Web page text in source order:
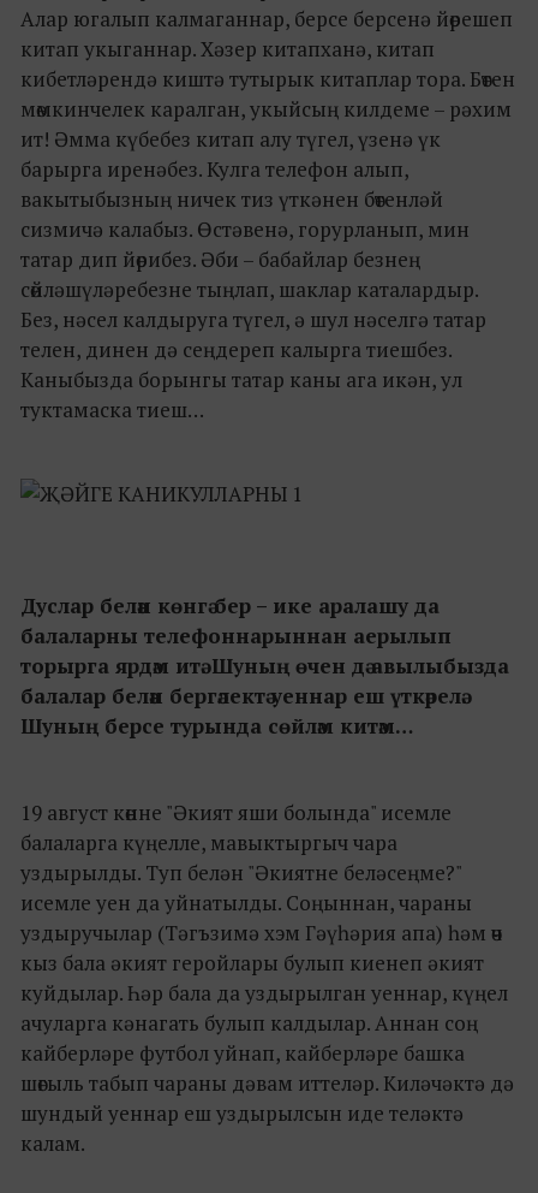
Алар югалып калмаганнар, берсе берсенә йөрешеп
китап укыганнар. Хәзер китапханә, китап
кибетләрендә киштә тутырык китаплар тора. Бөтен
мөмкинчелек каралган, укыйсың килдеме – рәхим
ит! Әмма күбебез китап алу түгел, үзенә үк
барырга иренәбез. Кулга телефон алып,
вакытыбызның ничек тиз үткәнен бөтенләй
сизмичә калабыз. Өстәвенә, горурланып, мин
татар дип йөрибез. Әби – бабайлар безнең
сөйләшүләребезне тыңлап, шаклар каталардыр.
Без, нәсел калдыруга түгел, ә шул нәселгә татар
телен, динен дә сеңдереп калырга тиешбез.
Каныбызда борынгы татар каны ага икән, ул
туктамаска тиеш…
Дуслар белән көнгә бер – ике аралашу да
балаларны телефоннарыннан аерылып
торырга ярдәм итә. Шуның өчен дә авылыбызда
балалар белән бергәлектә уеннар еш үткәрелә.
Шуның берсе турында сөйләм китәм…
19 август көнне "Әкият яши болында" исемле
балаларга күңелле, мавыктыргыч чара
уздырылды. Туп белән "Әкиятне беләсеңме?"
исемле уен да уйнатылды. Соңыннан, чараны
уздыручылар (Тәгъзимә хэм Гәүһәрия апа) һәм өч
кыз бала әкият геройлары булып киенеп әкият
куйдылар. Һәр бала да уздырылган уеннар, күңел
ачуларга кәнагать булып калдылар. Аннан соң
кайберләре футбол уйнап, кайберләре башка
шөгыль табып чараны дәвам иттеләр. Киләчәктә дә
шундый уеннар еш уздырылсын иде теләктә
калам.